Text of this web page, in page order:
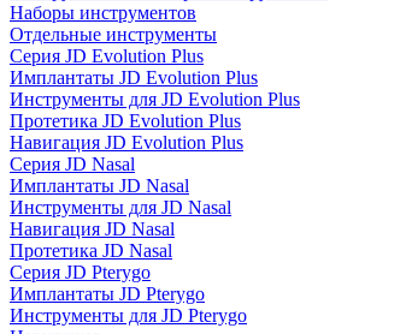
Наборы инструментов
Отдельные инструменты
Серия JD Evolution Plus
Имплантаты JD Evolution Plus
Инструменты для JD Evolution Plus
Протетика JD Evolution Plus
Навигация JD Evolution Plus
Серия JD Nasal
Имплантаты JD Nasal
Инструменты для JD Nasal
Навигация JD Nasal
Протетика JD Nasal
Серия JD Pterygo
Имплантаты JD Pterygo
Инструменты для JD Pterygo